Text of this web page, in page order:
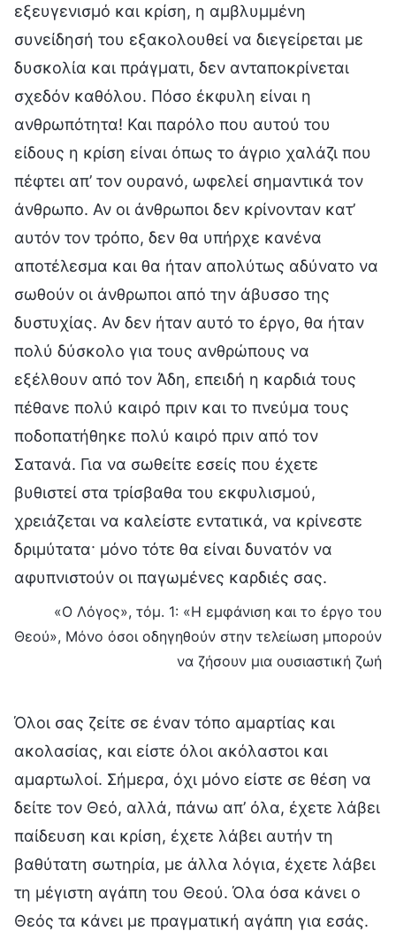
εξευγενισμό και κρίση, η αμβλυμμένη
συνείδησή του εξακολουθεί να διεγείρεται με
δυσκολία και πράγματι, δεν ανταποκρίνεται
σχεδόν καθόλου. Πόσο έκφυλη είναι η
ανθρωπότητα! Και παρόλο που αυτού του
είδους η κρίση είναι όπως το άγριο χαλάζι που
πέφτει απ’ τον ουρανό, ωφελεί σημαντικά τον
άνθρωπο. Αν οι άνθρωποι δεν κρίνονταν κατ’
αυτόν τον τρόπο, δεν θα υπήρχε κανένα
αποτέλεσμα και θα ήταν απολύτως αδύνατο να
σωθούν οι άνθρωποι από την άβυσσο της
δυστυχίας. Αν δεν ήταν αυτό το έργο, θα ήταν
πολύ δύσκολο για τους ανθρώπους να
εξέλθουν από τον Άδη, επειδή η καρδιά τους
πέθανε πολύ καιρό πριν και το πνεύμα τους
ποδοπατήθηκε πολύ καιρό πριν από τον
Σατανά. Για να σωθείτε εσείς που έχετε
βυθιστεί στα τρίσβαθα του εκφυλισμού,
χρειάζεται να καλείστε εντατικά, να κρίνεστε
δριμύτατα· μόνο τότε θα είναι δυνατόν να
αφυπνιστούν οι παγωμένες καρδιές σας.
«Ο Λόγος», τόμ. 1: «Η εμφάνιση και το έργο του
Θεού», Μόνο όσοι οδηγηθούν στην τελείωση μπορούν
να ζήσουν μια ουσιαστική ζωή
Όλοι σας ζείτε σε έναν τόπο αμαρτίας και
ακολασίας, και είστε όλοι ακόλαστοι και
αμαρτωλοί. Σήμερα, όχι μόνο είστε σε θέση να
δείτε τον Θεό, αλλά, πάνω απ’ όλα, έχετε λάβει
παίδευση και κρίση, έχετε λάβει αυτήν τη
βαθύτατη σωτηρία, με άλλα λόγια, έχετε λάβει
τη μέγιστη αγάπη του Θεού. Όλα όσα κάνει ο
Θεός τα κάνει με πραγματική αγάπη για εσάς.